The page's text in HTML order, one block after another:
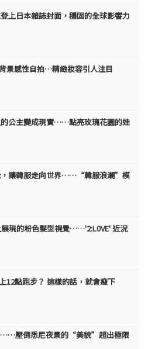
登上日本雜誌封面，穩固的全球影響力
景感性自拍…精緻妝容引人注目
公主變成現實……點亮玫瑰花園的娃
，讓韓服走向世界……“韓服浪潮”模
展現的粉色髮型視覺……'2:L0VE' 近況
12點跑步？ 這樣的話，就會瘦下
壓倒悉尼夜景的“美貌”超出極限